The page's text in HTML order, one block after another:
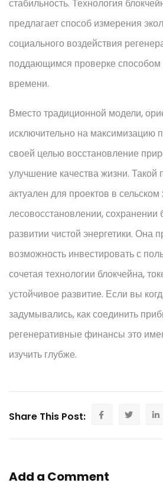
стабильность. Технология
предлагает способ измерения
социального воздействия
поддающимся проверке
времени.
Вместо традиционной модели,
исключительно на максимизацию
своей целью восстановление
улучшение качества жизни. Такой
актуален для проектов в сельском
лесовосстановлении, сохранении
развитии чистой энергетики. Она
возможность инвестировать с
сочетая технологии блокчейна,
устойчивое развитие. Если вы
задумывались, как соединить
регенеративные финансы это
изучить глубже.
Share This Post:
Add a Comment